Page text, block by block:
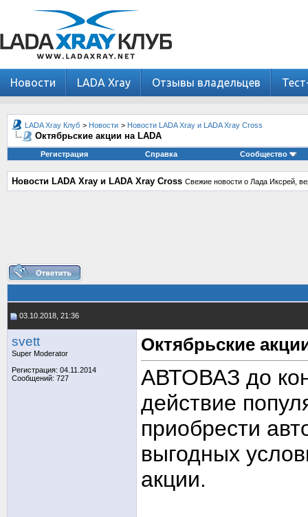
Новости LADA Xray Отзывы владельцев
LADA Xray Клуб > Новости > Новости LADA Xray и LADA Xray Cross
Октябрьские акции на LADA
Регистрация Справка Сообщество
Новости LADA Xray и LADA Xray Cross Свежие новости о Лада Иксрей,
03.10.2018, 21:36
svett
Super Moderator
Регистрация: 04.11.2014
Сообщений: 727
Октябрьские
АВТОВАЗ до
действие
приобрести
выгодных
акции.